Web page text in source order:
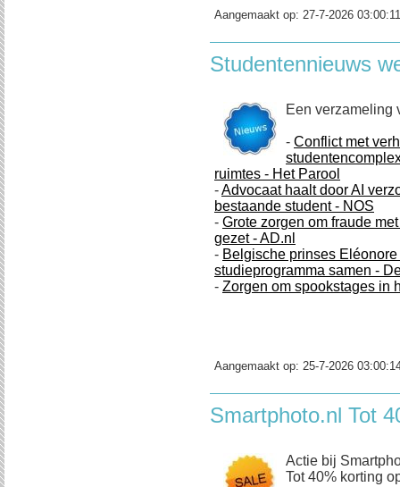
Aangemaakt op: 27-7-2026 03:00:11
Studentennieuws
Een verzameling
- Conflict met
ruimtes - Het Parool
-Advocaat haalt door AI
bestaande student - NOS
- Grote zorgen om fraude
gezet - AD.nl
- Belgische prinses
studieprogramma samen -
- Zorgen om spookstages in
Aangemaakt op: 25-7-2026
Smartphoto.nl Tot
Actie bij
Tot 40% korting